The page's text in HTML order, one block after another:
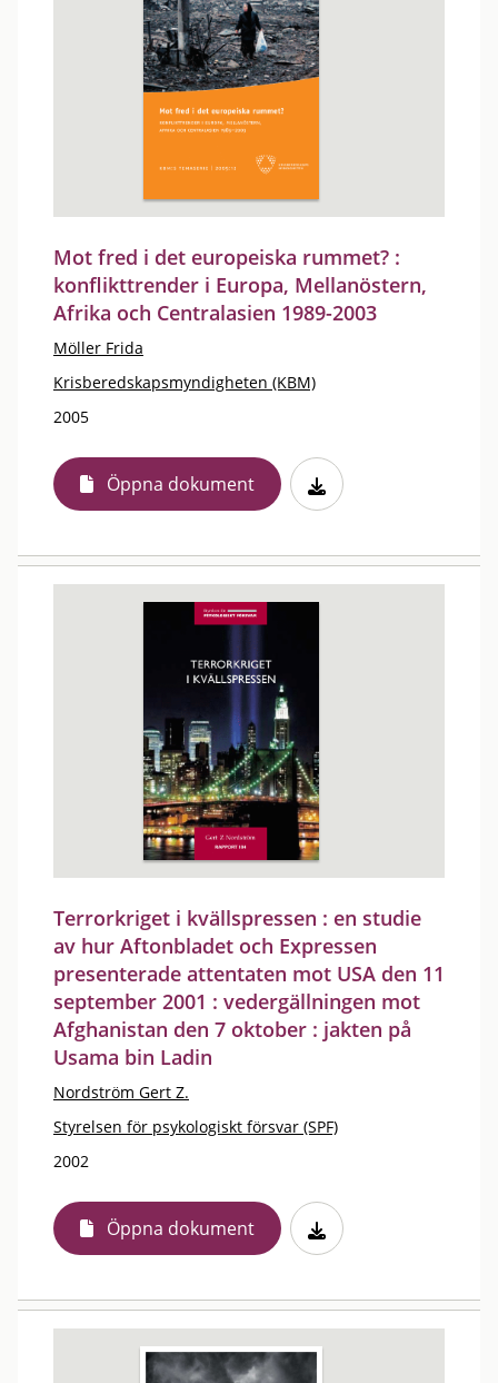
Mot fred i det europeiska rummet? :
konflikttrender i Europa, Mellanöstern,
Afrika och Centralasien 1989-2003
Möller Frida
Krisberedskapsmyndigheten (KBM)
2005
Öppna dokument
Terrorkriget i kvällspressen : en studie
av hur Aftonbladet och Expressen
presenterade attentaten mot USA den 11
september 2001 : vedergällningen mot
Afghanistan den 7 oktober : jakten på
Usama bin Ladin
Nordström Gert Z.
Styrelsen för psykologiskt försvar (SPF)
2002
Öppna dokument